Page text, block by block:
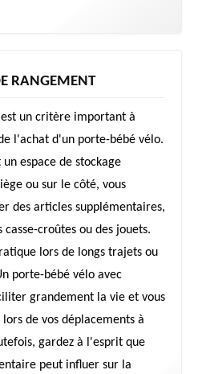
RANGEMENT
est un critère important à
l'achat d'un porte-bébé vélo.
espace de stockage
ou sur le côté, vous
des articles supplémentaires,
casse-croûtes ou des jouets.
lors de longs trajets ou
porte-bébé vélo avec
grandement la vie et vous
de vos déplacements à
gardez à l'esprit que
peut influer sur la